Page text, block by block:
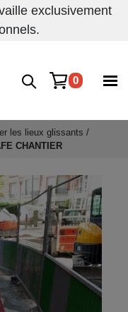
exclusivement
0
les lieux glissants /
CHANTIER